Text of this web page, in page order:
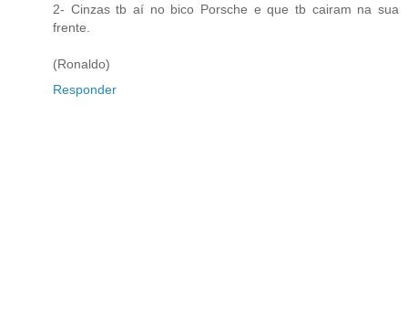
2- Cinzas tb aí no bico Porsche e que tb cairam na sua
frente.
(Ronaldo)
Responder